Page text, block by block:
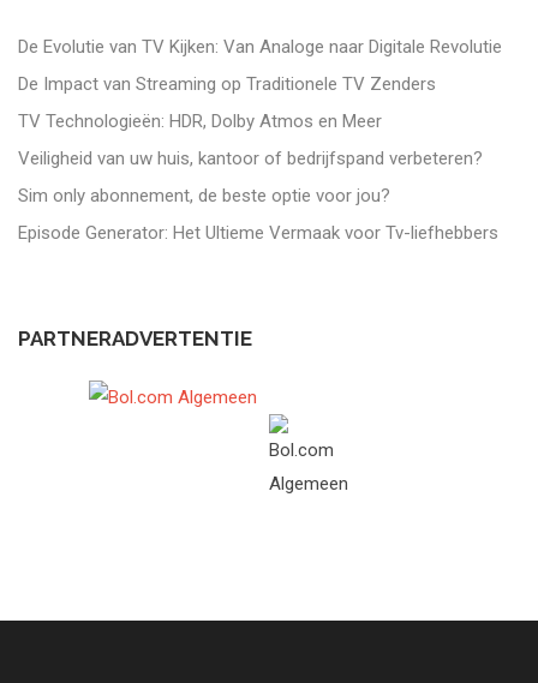
De Evolutie van TV Kijken: Van Analoge naar Digitale Revolutie
De Impact van Streaming op Traditionele TV Zenders
TV Technologieën: HDR, Dolby Atmos en Meer
Veiligheid van uw huis, kantoor of bedrijfspand verbeteren?
Sim only abonnement, de beste optie voor jou?
Episode Generator: Het Ultieme Vermaak voor Tv-liefhebbers
PARTNERADVERTENTIE